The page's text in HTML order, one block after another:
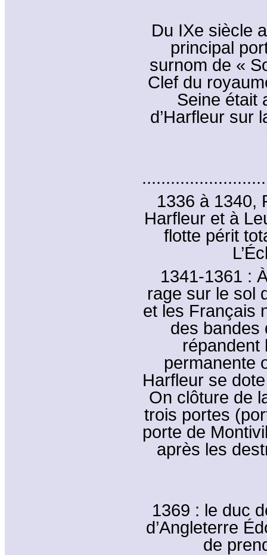
Du IXe siècle
principal
surnom de «
Clef du
Seine était
d’Harfleur sur
1336 à 1340,
Harfleur et à
flotte périt
1341-1361 :
rage sur le sol
et les Français
des bandes
répandent
permanente
Harfleur se
On clôture de
trois portes
porte de
après les
1369 : le duc
d’Angleterre
de